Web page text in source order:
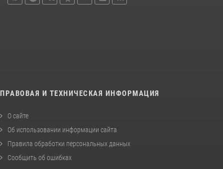
ПРАВОВАЯ И ТЕХНИЧЕСКАЯ ИНФОРМАЦИЯ
О сайте
Об использовании информации сайта
Правила обработки персональных данных
Сообщить об ошибках